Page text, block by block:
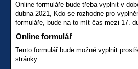
Online formuláře bude třeba vyplnit v
dubna 2021, Kdo se rozhodne pro
formuláře, bude na to mít čas mezi 17.
Online formulář
Tento formulář bude možné vyplnit
stránky: